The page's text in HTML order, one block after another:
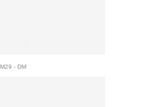
M29 - DM